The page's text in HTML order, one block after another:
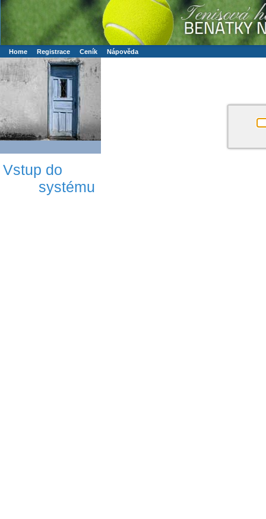
Booker online rezerva�n� syst�m
Nower systems s.r.o - Online
Rezervujse - Port�l pro online rezervace sportu
Sports booking system
Home Registrace Ceník Nápověda
Vstup do
systému